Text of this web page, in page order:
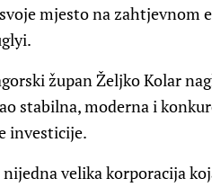
mjesto na zahtjevnom
župan Željko Kolar
stabilna, moderna i
investicije.
velika korporacija